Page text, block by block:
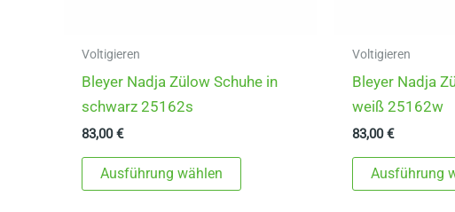
Voltigieren
Bleyer Nadja Zülow Schuhe in
schwarz 25162s
83,00€
Ausführung wählen
Dieses
Produkt
Voltigieren
Bleyer Nadja
weiß 25162w
83,00€
Ausführung